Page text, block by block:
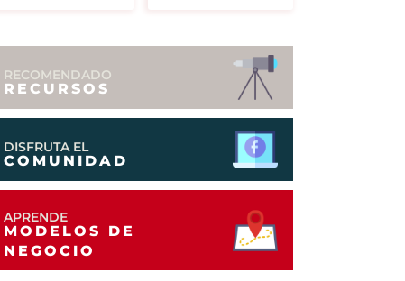
RECOMENDADO
RECURSOS
DISFRUTA EL
COMUNIDAD
APRENDE
MODELOS DE
NEGOCIO